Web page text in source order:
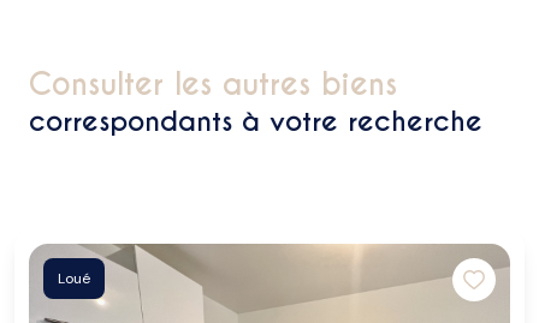
consulter les autres biens
correspondants à votre recherche
Loué